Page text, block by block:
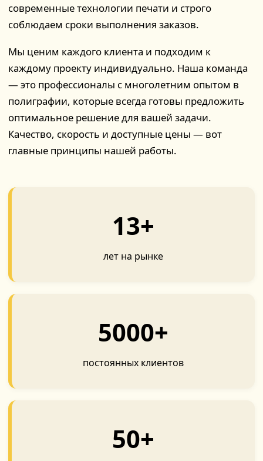
современные технологии печати и строго
соблюдаем сроки выполнения заказов.
Мы ценим каждого клиента и подходим к
каждому проекту индивидуально. Наша команда
— это профессионалы с многолетним опытом в
полиграфии, которые всегда готовы предложить
оптимальное решение для вашей задачи.
Качество, скорость и доступные цены — вот
главные принципы нашей работы.
13+
лет на рынке
5000+
постоянных клиентов
50+